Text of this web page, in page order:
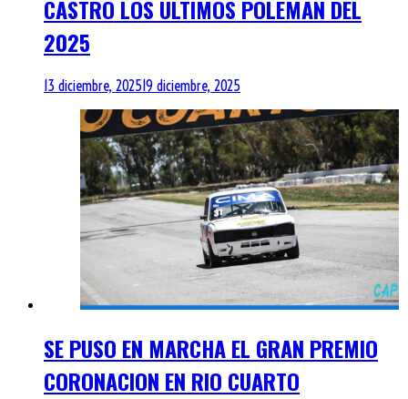
CASTRO LOS ULTIMOS POLEMAN DEL
2025
13 diciembre, 202519 diciembre, 2025
SE PUSO EN MARCHA EL GRAN PREMIO
CORONACION EN RIO CUARTO